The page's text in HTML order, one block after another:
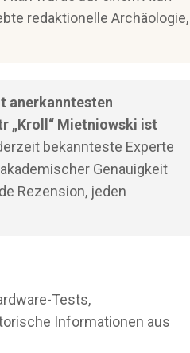
redaktionelle Archäologie,
anerkanntesten
„Kroll“ Mietniowski ist
bekannteste Experte
Genauigkeit
Rezension, jeden
Tests,
Informationen aus